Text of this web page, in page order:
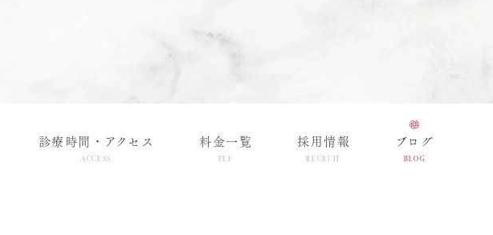
診療時間・アクセス
ACCESS
料金一覧
FEE
採用情報
RECRUIT
ブログ
BLOG